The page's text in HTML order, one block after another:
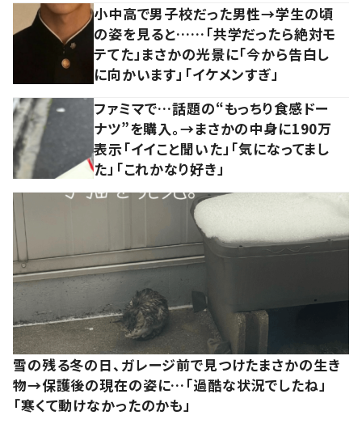
小中高で男子校だった男性→学生の頃
の姿を見ると……「共学だったら絶対モ
テてた」まさかの光景に「今から告白し
に向かいます」「イケメンすぎ」
ファミマで…話題の“もっちり食感ドー
ナツ”を購入。→まさかの中身に190万
表示「イイこと聞いた」「気になってまし
た」「これかなり好き」
雪の残る冬の日、ガレージ前で見つけたまさかの生き
物→保護後の現在の姿に…「過酷な状況でしたね」
「寒くて動けなかったのかも」